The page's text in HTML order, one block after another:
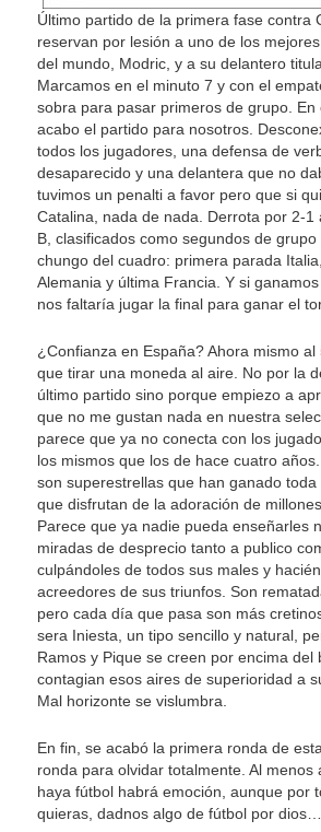
Último partido de la primera fase contra
reservan por lesión a uno de los
del mundo, Modric, y a su delantero
Marcamos en el minuto 7 y con el
sobra para pasar primeros de grupo. En
acabo el partido para nosotros.
todos los jugadores, una defensa de
desaparecido y una delantera que no
tuvimos un penalti a favor pero que si
Catalina, nada de nada. Derrota por 2-1
B, clasificados como segundos de
chungo del cuadro: primera parada
Alemania y última Francia. Y si
nos faltaría jugar la final para ganar el
¿Confianza en España? Ahora mismo al
que tirar una moneda al aire. No por la
último partido sino porque empiezo a
que no me gustan nada en nuestra
parece que ya no conecta con los
los mismos que los de hace cuatro
son superestrellas que han ganado
que disfrutan de la adoración de
Parece que ya nadie pueda enseñarles
miradas de desprecio tanto a publico
culpándoles de todos sus males y
acreedores de sus triunfos. Son
pero cada día que pasa son más
sera Iniesta, un tipo sencillo y natural,
Ramos y Pique se creen por encima del
contagian esos aires de superioridad a
Mal horizonte se vislumbra.
En fin, se acabó la primera ronda de
ronda para olvidar totalmente. Al menos
haya fútbol habrá emoción, aunque por
quieras, dadnos algo de fútbol por dios…